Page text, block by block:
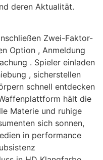
deren Aktualität.
Zwei-Faktor-
Option , Anmeldung
. Spieler einladen
, sicherstellen
schnell entdecken
hält die
Materie und ruhige
sich sonnen,
in performance